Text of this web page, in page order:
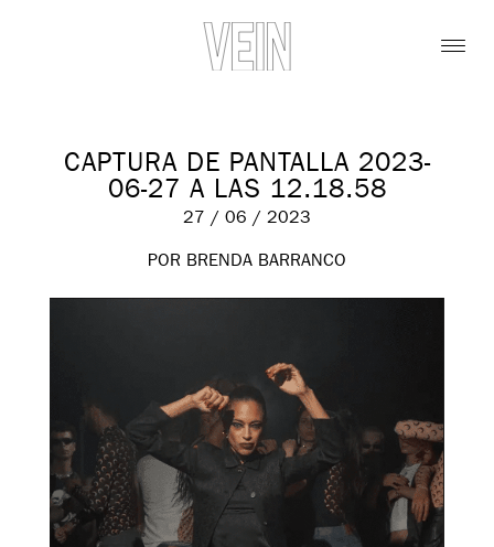
CAPTURA DE PANTALLA 2023-
06-27 A LAS 12.18.58
27 / 06 / 2023
POR BRENDA BARRANCO